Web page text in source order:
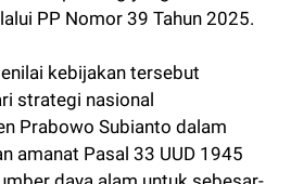
PP Nomor 39 Tahun 2025.
kebijakan tersebut
strategi nasional
Prabowo Subianto dalam
amanat Pasal 33 UUD 1945